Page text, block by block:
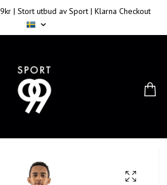
| Stort utbud av Sport | Klarna Checkout